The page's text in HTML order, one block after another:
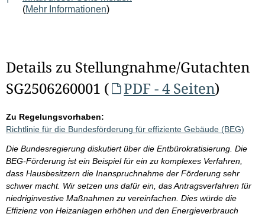
(Mehr Informationen)
Details zu Stellungnahme/Gutachten
SG2506260001 (
PDF - 4 Seiten)
Zu Regelungsvorhaben:
Richtlinie für die Bundesförderung für effiziente Gebäude (BEG)
Die Bundesregierung diskutiert über die Entbürokratisierung. Die
BEG-Förderung ist ein Beispiel für ein zu komplexes Verfahren,
dass Hausbesitzern die Inanspruchnahme der Förderung sehr
schwer macht. Wir setzen uns dafür ein, das Antragsverfahren für
niedriginvestive Maßnahmen zu vereinfachen. Dies würde die
Effizienz von Heizanlagen erhöhen und den Energieverbrauch